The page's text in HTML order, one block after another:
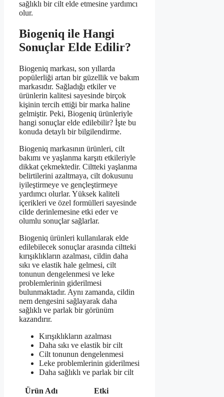
sağlıklı bir cilt elde etmesine yardımcı
olur.
Biogeniq ile Hangi
Sonuçlar Elde Edilir?
Biogeniq markası, son yıllarda
popülerliği artan bir güzellik ve bakım
markasıdır. Sağladığı etkiler ve
ürünlerin kalitesi sayesinde birçok
kişinin tercih ettiği bir marka haline
gelmiştir. Peki, Biogeniq ürünleriyle
hangi sonuçlar elde edilebilir? İşte bu
konuda detaylı bir bilgilendirme.
Biogeniq markasının ürünleri, cilt
bakımı ve yaşlanma karşıtı etkileriyle
dikkat çekmektedir. Ciltteki yaşlanma
belirtilerini azaltmaya, cilt dokusunu
iyileştirmeye ve gençleştirmeye
yardımcı olurlar. Yüksek kaliteli
içerikleri ve özel formülleri sayesinde
cilde derinlemesine etki eder ve
olumlu sonuçlar sağlarlar.
Biogeniq ürünleri kullanılarak elde
edilebilecek sonuçlar arasında ciltteki
kırışıklıkların azalması, cildin daha
sıkı ve elastik hale gelmesi, cilt
tonunun dengelenmesi ve leke
problemlerinin giderilmesi
bulunmaktadır. Aynı zamanda, cildin
nem dengesini sağlayarak daha
sağlıklı ve parlak bir görünüm
kazandırır.
Kırışıklıkların azalması
Daha sıkı ve elastik bir cilt
Cilt tonunun dengelenmesi
Leke problemlerinin giderilmesi
Daha sağlıklı ve parlak bir cilt
Ürün Adı
Etki